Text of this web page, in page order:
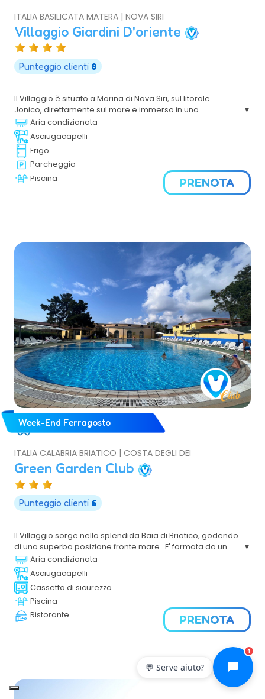
ITALIA BASILICATA MATERA | NOVA SIRI
Villaggio Giardini D'oriente
Punteggio clienti 8
Il Villaggio è situato a Marina di Nova Siri, sul litorale
Jonico, direttamente sul mare e immerso in una
bellissima pineta è un vero eden del relax, del piacere e
del divertimento, grazie alle tante possibilità di svago e ai
servizi che offre.
Aria condizionata
Asciugacapelli
Frigo
Parcheggio
Piscina
PRENOTA
Week-End Ferragosto
ITALIA CALABRIA BRIATICO | COSTA DEGLI DEI
Green Garden Club
Punteggio clienti 6
Il Villaggio sorge nella splendida Baia di Briatico, godendo
di una superba posizione fronte mare. E' formata da un
corpo centrale dove sono ubicati i vari servizi e da diverse
villette sparse in cui è possibile alloggiare in camere e in
appartamenti.
Aria condizionata
Asciugacapelli
Cassetta di sicurezza
Piscina
Ristorante
PRENOTA
💬 Serve aiuto?
1